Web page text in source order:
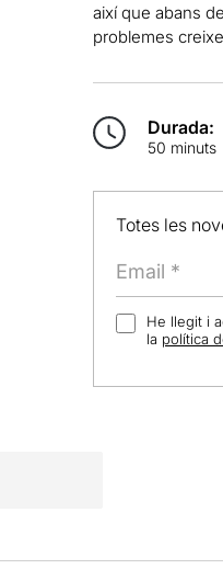
així que abans
problemes
Durada:
50 minuts
Totes les
He llegit i
la política